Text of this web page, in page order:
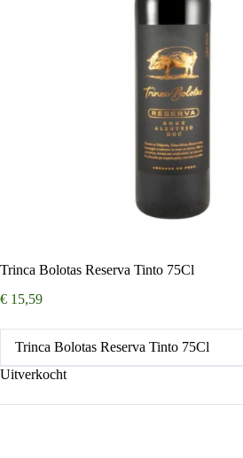
Trinca Bolotas Reserva Tinto 75Cl
€ 15,59
Trinca Bolotas Reserva Tinto 75Cl
Uitverkocht